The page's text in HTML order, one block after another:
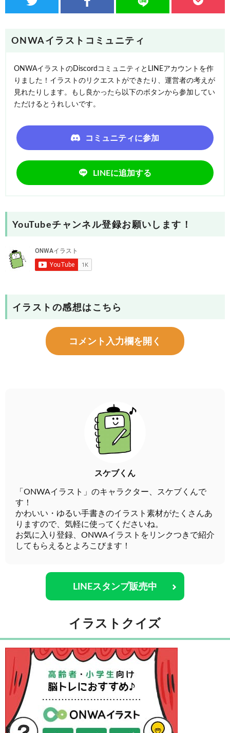
ONWAイラストコミュニティ
ONWAイラストのDiscordコミュニティとLINEアカウントを作
りました！イラストのリクエストができたり、運営者の考えが
見れたりします。もし良かったら以下のボタンから参加してい
ただけるとうれしいです。
コミュニティに参加
LINEに追加する
YouTubeチャンネル登録お願いします！
イラストの感想はこちら
コメント入力欄を開く
スケブくん
「ONWAイラスト」のキャラクター、スケブくんで
す！
かわいい・ゆるい手書きのイラスト素材がたくさんあ
りますので、気軽に使ってくださいね。
お気に入り登録、ONWAイラストをリンクつきで紹介
してもらえるとよろこびます！
LINEスタンプ販売中
イラストクイズ